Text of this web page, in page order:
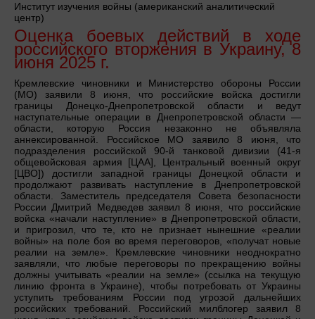
Институт изучения войны (американский аналитический
центр)
Оценка боевых действий в ходе
российского вторжения в Украину, 8
июня 2025 г.
Кремлевские чиновники и Министерство обороны России
(МО) заявили 8 июня, что российские войска достигли
границы Донецко-Днепропетровской области и ведут
наступательные операции в Днепропетровской области —
области, которую Россия незаконно не объявляла
аннексированной. Российское МО заявило 8 июня, что
подразделения российской 90-й танковой дивизии (41-я
общевойсковая армия [ЦАА], Центральный военный округ
[ЦВО]) достигли западной границы Донецкой области и
продолжают развивать наступление в Днепропетровской
области. Заместитель председателя Совета безопасности
России Дмитрий Медведев заявил 8 июня, что российские
войска «начали наступление» в Днепропетровской области,
и пригрозил, что те, кто не признает нынешние «реалии
войны» на поле боя во время переговоров, «получат новые
реалии на земле». Кремлевские чиновники неоднократно
заявляли, что любые переговоры по прекращению войны
должны учитывать «реалии на земле» (ссылка на текущую
линию фронта в Украине), чтобы потребовать от Украины
уступить требованиям России под угрозой дальнейших
российских требований. Российский милблогер заявил 8